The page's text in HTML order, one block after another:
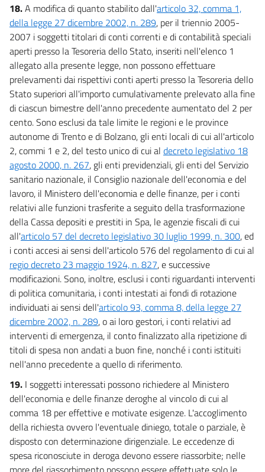
18.A modifica di quanto stabilito dall'articolo 32, comma 1,
della legge 27 dicembre 2002, n. 289, per il triennio 2005-
2007 i soggetti titolari di conti correnti e di contabilità speciali
aperti presso la Tesoreria dello Stato, inseriti nell'elenco 1
allegato alla presente legge, non possono effettuare
prelevamenti dai rispettivi conti aperti presso la Tesoreria dello
Stato superiori all'importo cumulativamente prelevato alla fine
di ciascun bimestre dell'anno precedente aumentato del 2 per
cento. Sono esclusi da tale limite le regioni e le province
autonome di Trento e di Bolzano, gli enti locali di cui all'articolo
2, commi 1 e 2, del testo unico di cui al decreto legislativo 18
agosto 2000, n. 267, gli enti previdenziali, gli enti del Servizio
sanitario nazionale, il Consiglio nazionale dell'economia e del
lavoro, il Ministero dell'economia e delle finanze, per i conti
relativi alle funzioni trasferite a seguito della trasformazione
della Cassa depositi e prestiti in Spa, le agenzie fiscali di cui
all'articolo 57 del decreto legislativo 30 luglio 1999, n. 300, ed
i conti accesi ai sensi dell'articolo 576 del regolamento di cui al
regio decreto 23 maggio 1924, n. 827, e successive
modificazioni. Sono, inoltre, esclusi i conti riguardanti interventi
di politica comunitaria, i conti intestati ai fondi di rotazione
individuati ai sensi dell'articolo 93, comma 8, della legge 27
dicembre 2002, n. 289, o ai loro gestori, i conti relativi ad
interventi di emergenza, il conto finalizzato alla ripetizione di
titoli di spesa non andati a buon fine, nonché i conti istituiti
nell'anno precedente a quello di riferimento.
19. I soggetti interessati possono richiedere al Ministero
dell'economia e delle finanze deroghe al vincolo di cui al
comma 18 per effettive e motivate esigenze. L'accoglimento
della richiesta ovvero l'eventuale diniego, totale o parziale, è
disposto con determinazione dirigenziale. Le eccedenze di
spesa riconosciute in deroga devono essere riassorbite; nelle